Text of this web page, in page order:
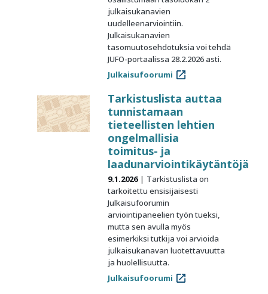
julkaisukanavien
uudelleenarviointiin.
Julkaisukanavien
tasomuutosehdotuksia voi tehdä
JUFO-portaalissa 28.2.2026 asti.
Julkaisufoorumi
Tarkistuslista auttaa
tunnistamaan
tieteellisten lehtien
ongelmallisia
toimitus- ja
laadunarviointikäytäntöjä
9.1.2026
Tarkistuslista on
tarkoitettu ensisijaisesti
Julkaisufoorumin
arviointipaneelien työn tueksi,
mutta sen avulla myös
esimerkiksi tutkija voi arvioida
julkaisukanavan luotettavuutta
ja huolellisuutta.
Julkaisufoorumi